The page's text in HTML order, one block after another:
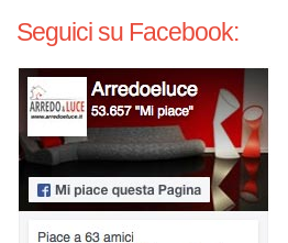
Seguici su Facebook: